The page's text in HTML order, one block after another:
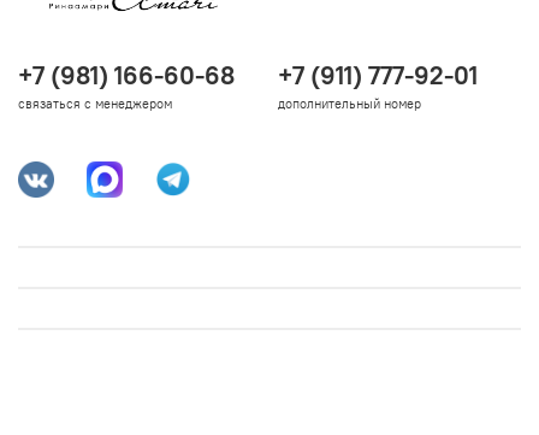
+7 (981) 166-60-68
связаться с менеджером
+7 (911) 777-92-01
дополнительный номер